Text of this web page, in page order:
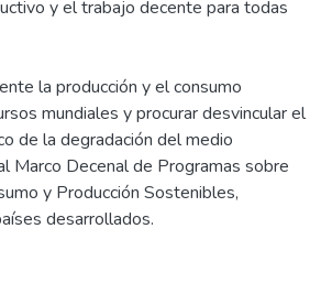
y el trabajo decente para todas
la producción y el consumo
mundiales y procurar desvincular el
de la degradación del medio
Marco Decenal de Programas sobre
y Producción Sostenibles,
desarrollados.